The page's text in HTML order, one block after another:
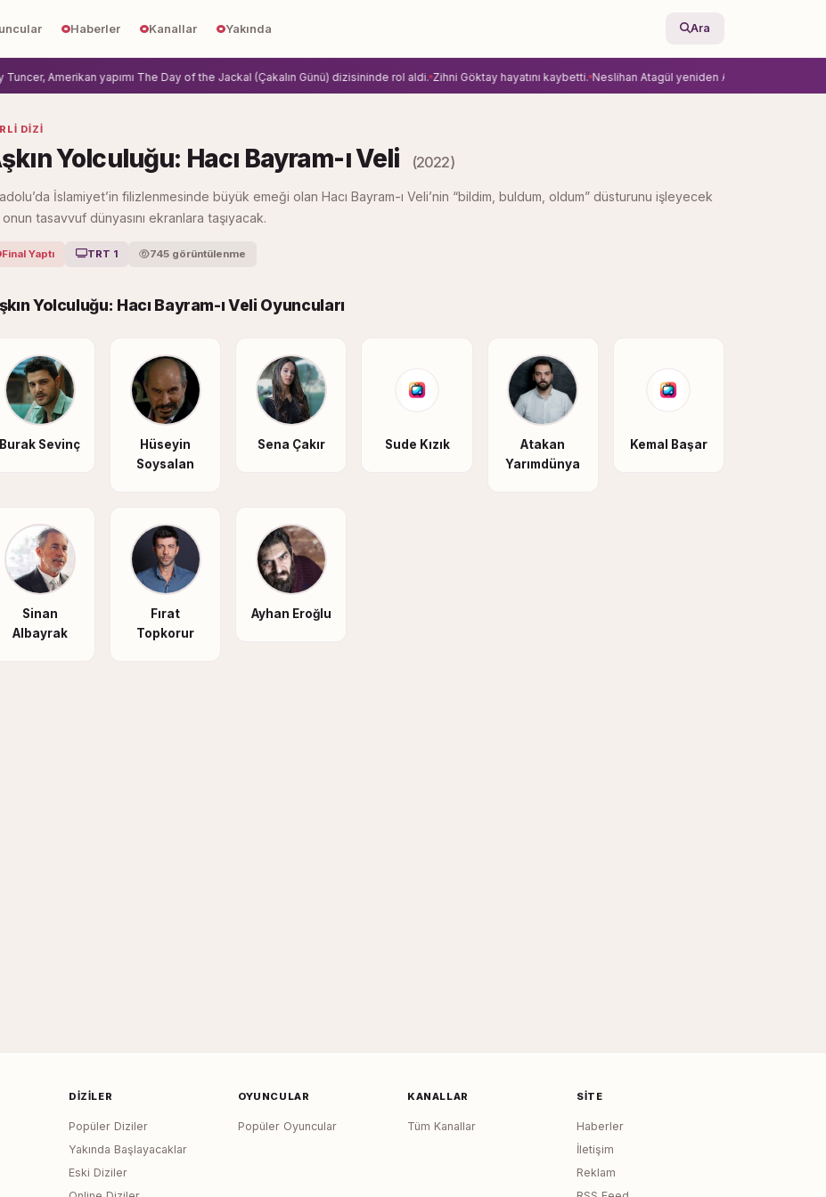
Haberler Kanallar Yakında Ara
Amerikan yapımı The Day of the Jackal (Çakalın Günü) dizisininde rol aldi. Zihni Göktay hayatını kaybetti. Neslihan Atagül yeniden Ay Yapım’la anlaştı.
DIZI
Yolculuğu: Hacı Bayram-ı Veli (2022)
İslamiyet’in filizlenmesinde büyük emeği olan Hacı Bayram-ı Veli’nin “bildim, buldum, oldum” düsturunu işleyecek
tasavvuf dünyasını ekranlara taşıyacak.
Final Yaptı TRT 1 745 görüntülenme
Yolculuğu: Hacı Bayram-ı Veli Oyuncuları
Burak Sevinç
Hüseyin
Soysalan
Sena Çakır Sude Kızık
Atakan
Yarımdünya
Kemal Başar
Sinan
Albayrak
Fırat
Topkorur
Ayhan Eroğlu
DIZILER
Popüler Diziler
Yakında Başlayacaklar
Eski Diziler
OYUNCULAR
Popüler Oyuncular
KANALLAR
Tüm Kanallar
SITE
Haberler
İletişim
Reklam